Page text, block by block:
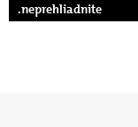
.neprehliadnite